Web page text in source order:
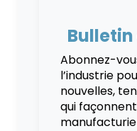
Abonnez-
l’industrie
nouvelles,
qui